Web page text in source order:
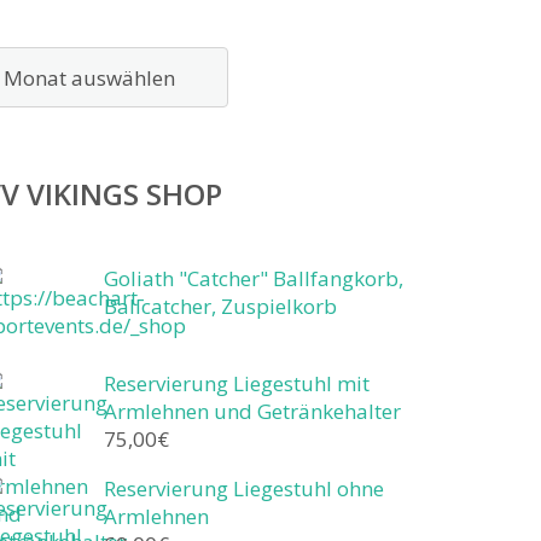
VIKINGS SHOP
Goliath "Catcher" Ballfangkorb,
Ballcatcher, Zuspielkorb
Reservierung Liegestuhl mit
Armlehnen und Getränkehalter
75,00€
Reservierung Liegestuhl ohne
Armlehnen